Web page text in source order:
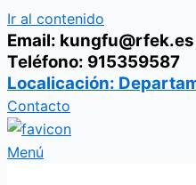
Ir al contenido
Email: kungfu@rfek.es
Teléfono: 915359587
Localicación:
Contacto
Menú